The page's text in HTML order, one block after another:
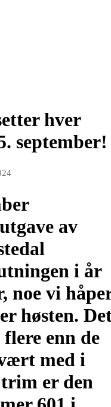
hver
september!
av
i år
noe vi
høsten.
enn de
med i
trim er den